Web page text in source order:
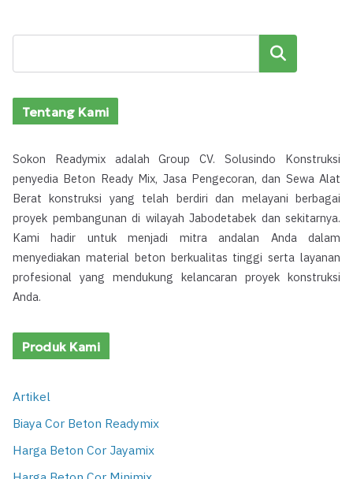
Cari
Tentang Kami
Sokon Readymix adalah Group CV. Solusindo Konstruksi
penyedia Beton Ready Mix, Jasa Pengecoran, dan Sewa Alat
Berat konstruksi yang telah berdiri dan melayani berbagai
proyek pembangunan di wilayah Jabodetabek dan sekitarnya.
Kami hadir untuk menjadi mitra andalan Anda dalam
menyediakan material beton berkualitas tinggi serta layanan
profesional yang mendukung kelancaran proyek konstruksi
Anda.
Produk Kami
Artikel
Biaya Cor Beton Readymix
Harga Beton Cor Jayamix